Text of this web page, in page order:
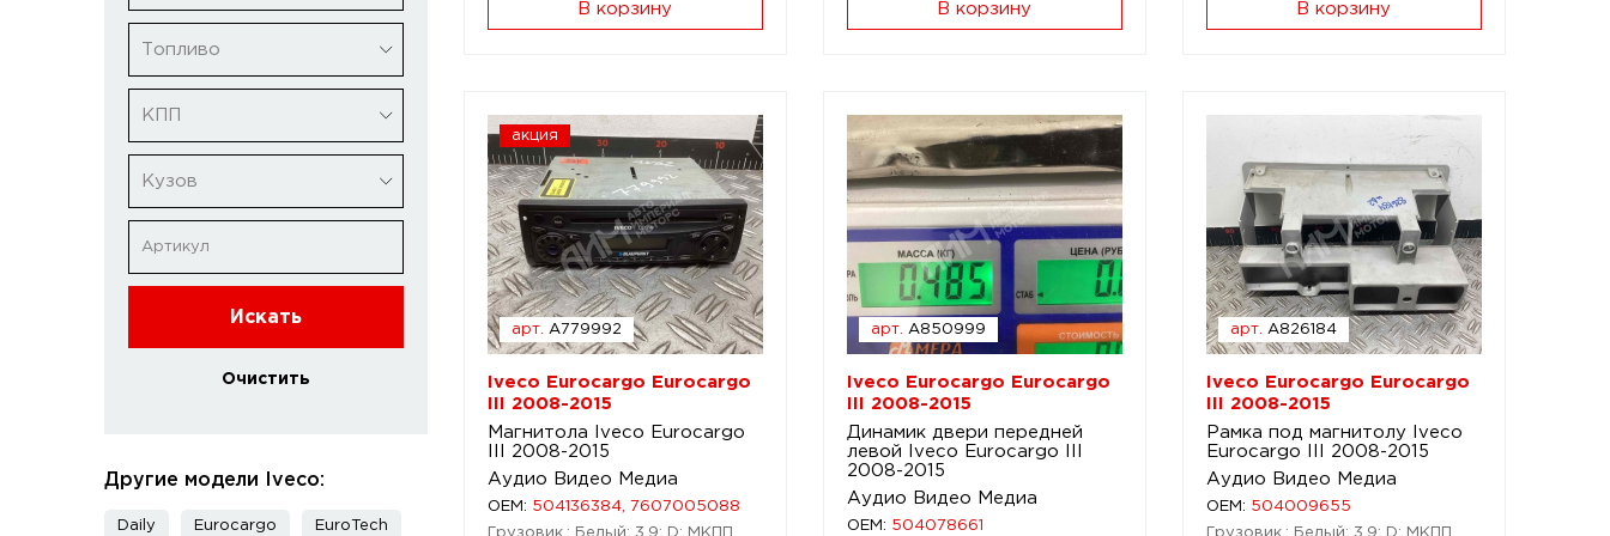
Топливо
КПП
Кузов
Искать
Очистить
Другие модели Iveco:
Daily Eurocargo EuroTech
В корзину В корзину В корзину
акция
арт. A779992
Iveco Eurocargo Eurocargo
III 2008-2015
Магнитола Iveco Eurocargo
III 2008-2015
Аудио Видео Медиа
OEM: 504136384, 7607005088
Грузовик.; Белый; 3,9; D; МКПП
арт. A850999
Iveco Eurocargo Eurocargo
III 2008-2015
Динамик двери передней
левой Iveco Eurocargo III
2008-2015
Аудио Видео Медиа
OEM: 504078661
арт. A826184
Iveco Eurocargo Eurocargo
III 2008-2015
Рамка под магнитолу Iveco
Eurocargo III 2008-2015
Аудио Видео Медиа
OEM: 504009655
Грузовик.; Белый; 3,9; D; МКПП